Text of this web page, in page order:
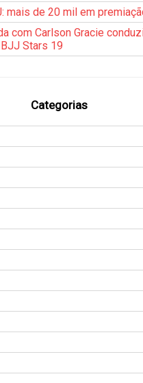
mais de 20 mil em
com Carlson Gracie
Stars 19
Categorias